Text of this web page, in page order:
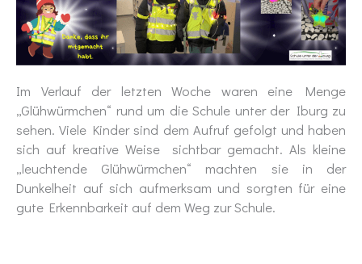
Im Verlauf der letzten Woche waren eine Menge
„Glühwürmchen“ rund um die Schule unter der Iburg zu
sehen. Viele Kinder sind dem Aufruf gefolgt und haben
sich auf kreative Weise sichtbar gemacht. Als kleine
„leuchtende Glühwürmchen“ machten sie in der
Dunkelheit auf sich aufmerksam und sorgten für eine
gute Erkennbarkeit auf dem Weg zur Schule.